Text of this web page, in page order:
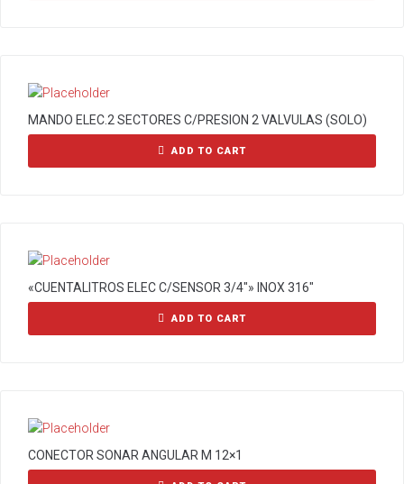
MANDO ELEC.2 SECTORES C/PRESION 2 VALVULAS (SOLO)
ADD TO CART
«CUENTALITROS ELEC C/SENSOR 3/4″» INOX 316″
ADD TO CART
CONECTOR SONAR ANGULAR M 12×1